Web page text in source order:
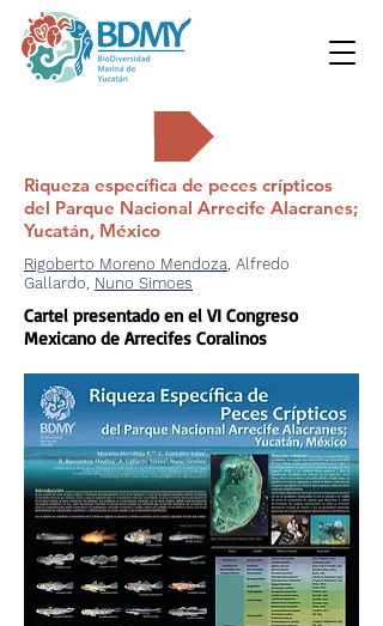
Riqueza específica de peces crípticos
del Parque Nacional Arrecife Alacranes;
Yucatán, México
Rigoberto Moreno Mendoza, Alfredo
Gallardo, Nuno Simoes
Cartel presentado en el VI Congreso
Mexicano de Arrecifes Coralinos